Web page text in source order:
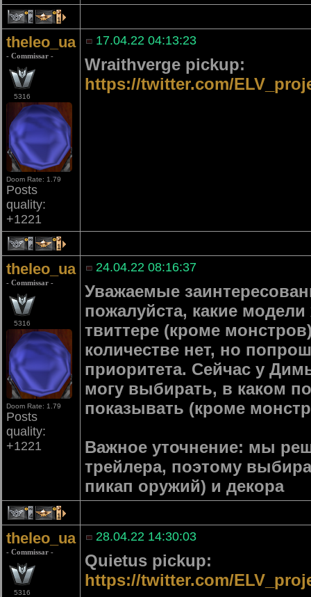
4 1
theleo_ua
- Commissar -
5316
Doom Rate: 1.79
Posts
quality:
+1221
17.04.22 04:13:23
Wraithverge pickup:
https://twitter.com/
4 1
theleo_ua
- Commissar -
5316
Doom Rate: 1.79
Posts
quality:
+1221
24.04.22 08:16:37
Уважаемые
пожалуйста, какие
твиттере (кроме
количестве нет, но
приоритета. Сейчас у
могу выбирать, в каком
показывать (кроме
Важное уточнение: мы
трейлера, поэтому
пикап оружий) и декора
4 1
theleo_ua
- Commissar -
5316
28.04.22 14:30:03
Quietus pickup:
https://twitter.com/